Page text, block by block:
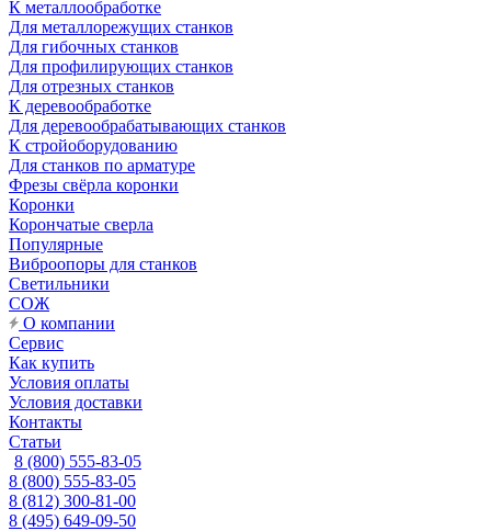
К металлообработке
Для металлорежущих станков
Для гибочных станков
Для профилирующих станков
Для отрезных станков
К деревообработке
Для деревообрабатывающих станков
К стройоборудованию
Для станков по арматуре
Фрезы свёрла коронки
Коронки
Корончатые сверла
Популярные
Виброопоры для станков
Светильники
СОЖ
О компании
Сервис
Как купить
Условия оплаты
Условия доставки
Контакты
Статьи
8 (800) 555-83-05
8 (800) 555-83-05
8 (812) 300-81-00
8 (495) 649-09-50